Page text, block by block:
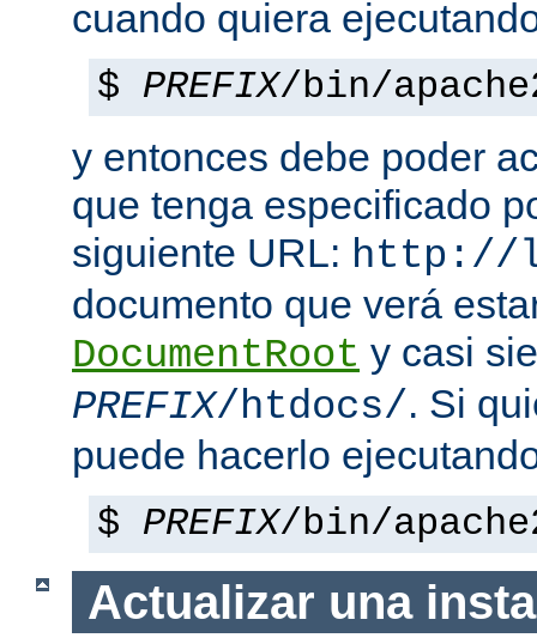
cuando quiera
$ PREFIX/bin/
y entonces debe poder
que tenga especificado
siguiente URL: http://
documento que verá
DocumentRoot y casi
PREFIX/htdocs/. Si
puede hacerlo
$ PREFIX/bin/
Actualizar una